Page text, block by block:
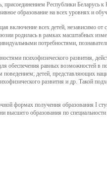
присоединением Республики
образование на всех уровнях и
включение всех детей, независимо
родилась в рамках масштабных
потребностями,
психофизического развития,
обеспечения равных возможностей
детей, представляющих
развития и др. Такой
формах получения образования I
образования по